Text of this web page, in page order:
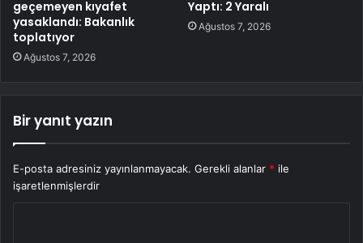
geçemeyen kıyafet
yasaklandı: Bakanlık
toplatıyor
Ağustos 7, 2026
Yaptı: 2 Yaralı
Ağustos 7, 2026
Bir yanıt yazın
E-posta adresiniz yayınlanmayacak. Gerekli alanlar * ile
işaretlenmişlerdir